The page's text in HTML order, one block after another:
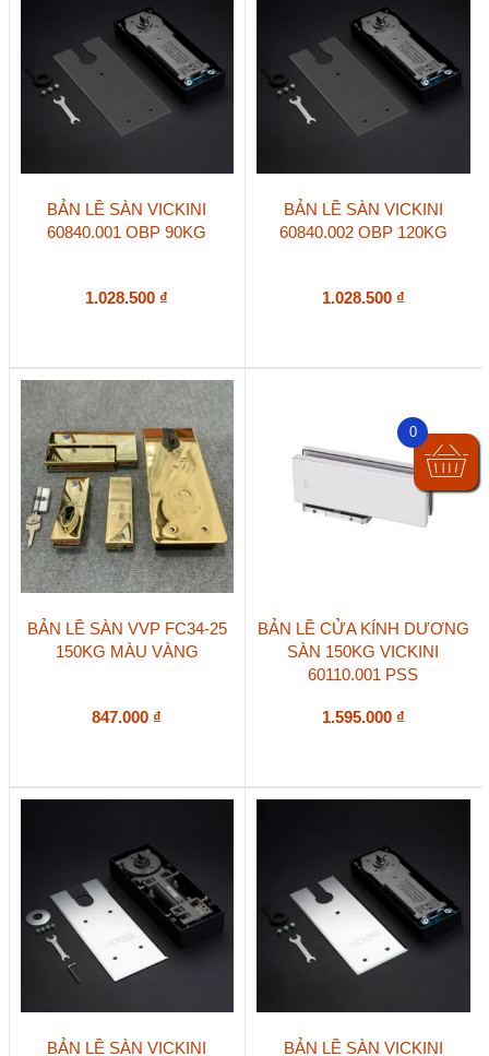
BẢN LỀ SÀN VICKINI
60840.001 OBP 90KG
1.028.500 ₫
BẢN LỀ SÀN VICKINI
60840.002 OBP 120KG
1.028.500 ₫
BẢN LỀ SÀN VVP FC34-25
150KG MÀU VÀNG
847.000 ₫
BẢN LỀ CỬA KÍNH DƯƠNG
SÀN 150KG VICKINI
60110.001 PSS
1.595.000 ₫
BẢN LỀ SÀN VICKINI BẢN LỀ SÀN VICKINI
0